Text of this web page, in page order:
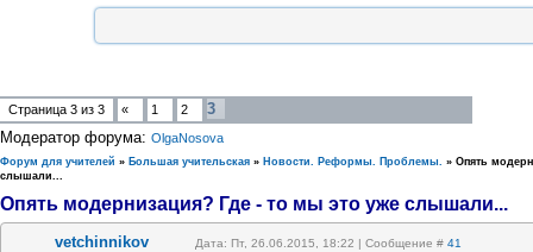
Страница 3 из 3 « 1 2
3
Модератор форума: OlgaNosova
Форум для учителей » Большая учительская » Новости. Реформы. Проблемы. » Опять
слышали...
Опять модернизация? Где - то мы это уже слышали...
vetchinnikov Дата: Пт, 26.06.2015, 18:22 | Сообщение # 41